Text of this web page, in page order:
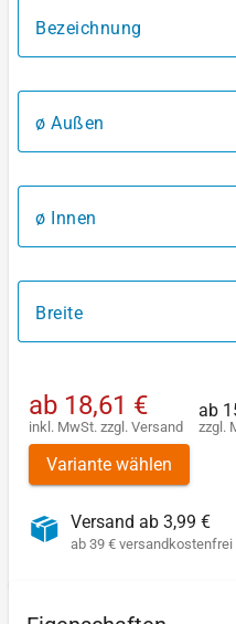
Bezeichnung
ø Außen
ø Innen
Breite
ab 18,61 €
inkl. MwSt. zzgl. Versand
ab
zzgl.
Variante wählen
Versand ab 3,99 €
ab 39 € versandkostenfrei